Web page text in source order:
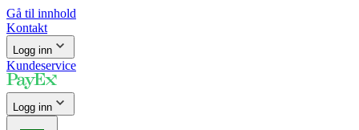
Gå til innhold
Kontakt
Logg inn
Kundeservice
Logg inn